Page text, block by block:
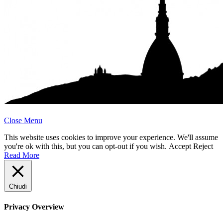
Close Menu
This website uses cookies to improve your experience. We'll assume
you're ok with this, but you can opt-out if you wish. Accept Reject
Read More
Chiudi
Privacy Overview